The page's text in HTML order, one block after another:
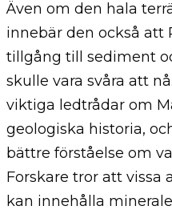
Även om den hala
innebär den också att
tillgång till sediment
skulle vara svåra att
viktiga ledtrådar om
geologiska historia,
bättre förståelse om
Forskare tror att vissa
kan innehålla